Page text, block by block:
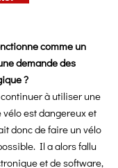
comme un
demande des
?
à utiliser une
est dangereux et
donc de faire un vélo
Il a alors fallu
et de software,